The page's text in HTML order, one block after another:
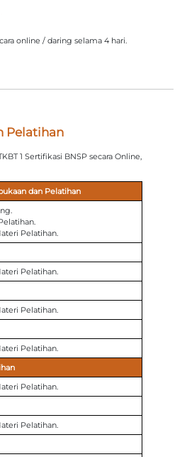
online / daring selama 4 hari.
Pelatihan
1 Sertifikasi BNSP secara Online,
dan Pelatihan
Pelatihan.
Pelatihan.
Pelatihan.
Pelatihan.
Pelatihan.
Pelatihan.